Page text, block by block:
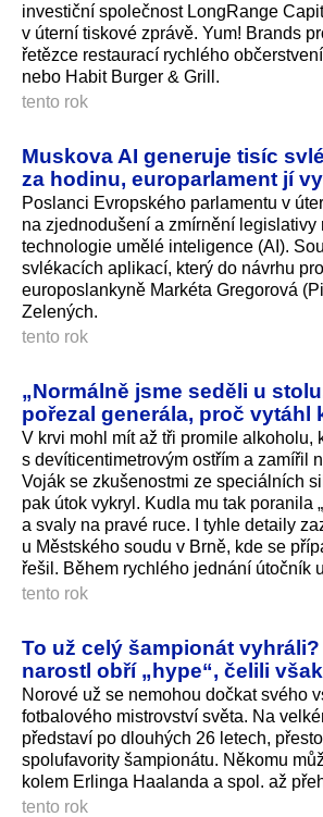
investiční společnost LongRange
v úterní tiskové zprávě. Yum! Brands
řetězce restaurací rychlého občerstvení
nebo Habit Burger & Grill.
tento rok
Muskova AI generuje tisíc
za hodinu, europarlament jí
Poslanci Evropského parlamentu v
na zjednodušení a zmírnění legislativy
technologie umělé inteligence (AI).
svlékacích aplikací, který do návrhu
europoslankyně Markéta Gregorová
Zelených.
tento rok
„Normálně jsme seděli u
pořezal generála, proč vytáhl
V krvi mohl mít až tři promile alkoholu,
s devíticenti­metrovým ostřím a zamířil
Voják se zkušenostmi ze speciálních
pak útok vykryl. Kudla mu tak poranila
a svaly na pravé ruce. I tyhle detaily
u Městského soudu v Brně, kde se
řešil. Během rychlého jednání útočník
tento rok
To už celý šampionát
narostl obří „hype“, čelili
Norové už se nemohou dočkat svého
fotbalového mistrovství světa. Na
představí po dlouhých 26 letech,
spolufavority šampionátu. Někomu
kolem Erlinga Haalanda a spol. až
tento rok